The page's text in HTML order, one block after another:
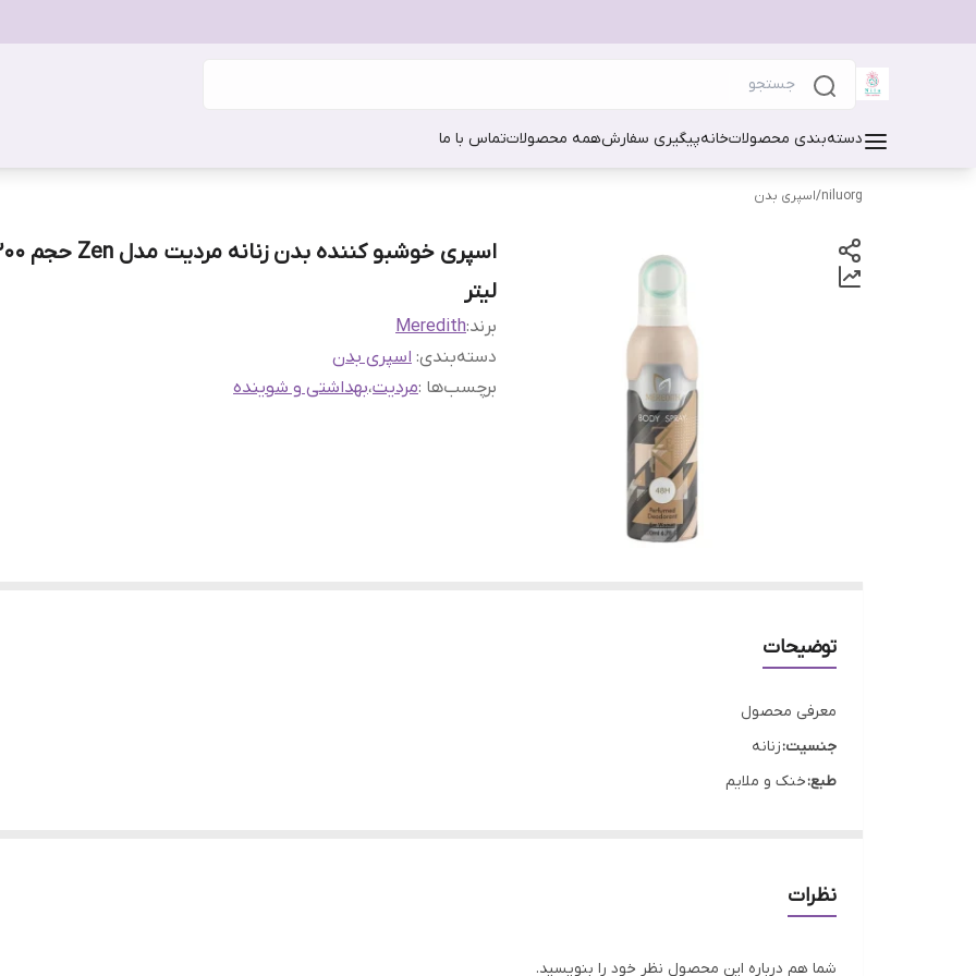
دسته‌بندی محصولاتخانهپیگیری سفارشهمه محصولاتتماس با ما
niluorg
/اسپری بدن
لیتر
برند:Meredith
دسته‌بندی: اسپری بدن
برچسب‌ها :مردیت،بهداشتی و شوینده
توضیحات
معرفی محصول
جنسیت:زنانه
طبع:خنک و ملایم
رایحه:مشابه Zen زن
حجم:200 میلی لیتر
نظرات
شما هم درباره این محصول نظر خود را بنویسید.